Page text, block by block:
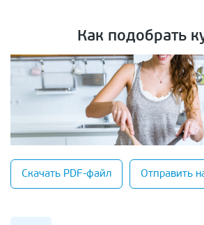
Как подобрать
Скачать PDF-файл Отправить